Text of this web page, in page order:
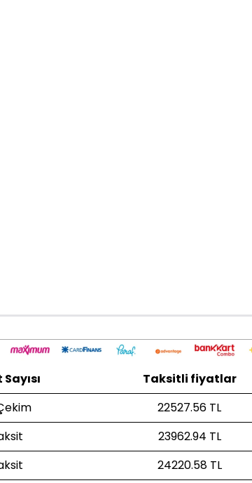
Taksitli fiyatlar
22527.56 TL
23962.94 TL
24220.58 TL